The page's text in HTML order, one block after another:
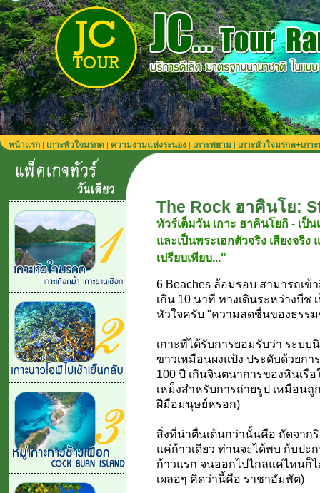
หน้าแรก | เกาะหัวใจมรกต | ความงามแห่งระนอง | เกาะพยาม | เกาะหัวใจมรกต+เกา
The Rock ฮาคินโย:
ทัวร์เต็มวัน เกาะ ฮาคินโยกิ - เป็
และเป็นพระเอกตัวจริง เสียงจริ
เปรียบเทียบ..."
6 Beaches ล้อมรอบ สามารถเข้
เกิน 10 นาที ทางเดินระหว่างบีช
หัวใจครับ "ความสดชื่นของธรรม
เกาะที่ได้รับการยอมรับว่า ระบบ
ขาวเหมือนผงแป้ง ประดับด้วยกา
100 ปี เกินจินตนาการของหินเรื
เหม็งสำหรับการถ่ายรูป เหมือนถู
ฝีมือมนุษย์หรอก)
สิ่งที่น่าตื่นเต้นกว่านั้นคือ ถัดจาก
แค่ก้าวเดียว ท่านจะได้พบ ก้บปะ
ก้าวแรก จนออกไปไกลแค่ไหนก็
เผลอๆ คิดว่านี้คือ ราชาอัมพัต)